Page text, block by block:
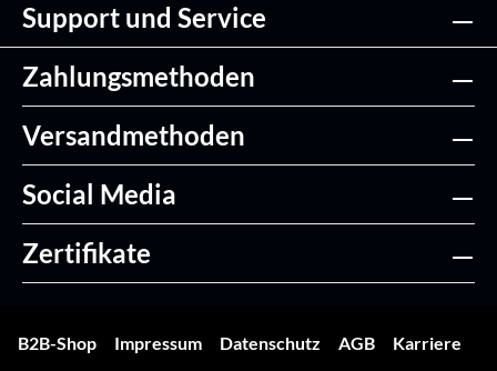
Support und Service
Zahlungsmethoden
Versandmethoden
Social Media
Zertifikate
B2B-Shop Impressum Datenschutz AGB
Karriere